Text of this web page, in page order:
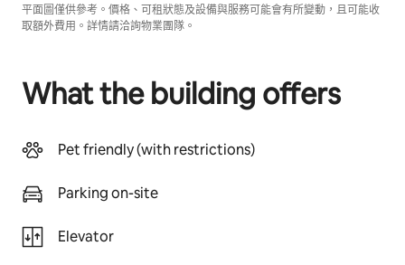
平面圖僅供參考。價格、可租狀態及設備與服務可能會有所變動，且可能收
取額外費用。詳情請洽詢物業團隊。
What the building offers
Pet friendly (with restrictions)
Parking on-site
Elevator